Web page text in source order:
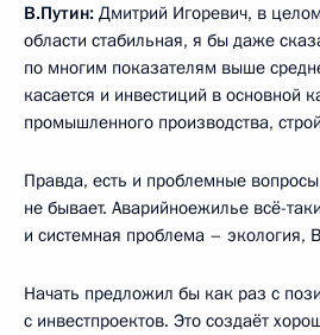
В.Путин: Дмитрий Игоревич, в
области стабильная, я бы даже
по многим показателям выше
касается и инвестиций в основной
промышленного производства,
Правда, есть и проблемные
не бывает. Аварийноежилье всё-
и системная проблема – экология,
Начать предложил бы как раз с
с инвестпроектов. Это создаёт